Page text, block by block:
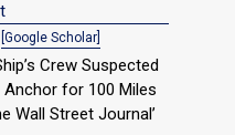
[Google Scholar]
Crew Suspected
Anchor for 100 Miles
Wall Street Journal’